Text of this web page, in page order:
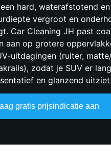
hard, waterafstotend
vergroot en
Car Cleaning JH past
aan op grotere
uitdagingen (ruiter,
zodat je SUV er
en glanzend uitziet.
gratis prijsindicatie aan